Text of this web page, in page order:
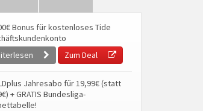
Bonus für kostenloses Tide
Zum Deal
Jahresabo für 19,99€ (statt
+ GRATIS Bundesliga-